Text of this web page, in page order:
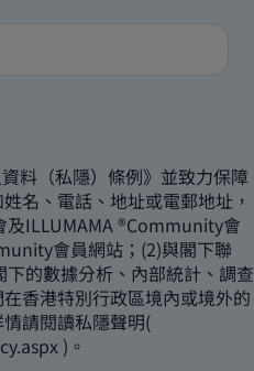
料（私隱）條例》並致力保障
名、電話、地址或電郵地址，
及ILLUMAMA ®Community會
會員網站；(2)與閣下聯
的數據分析、內部統計、調查
香港特別行政區境內或境外的
請閱讀私隱聲明(
)。